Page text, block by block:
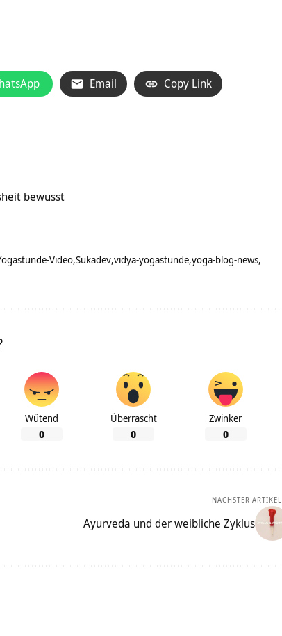
Email Copy Link
bewusst
Video Sukadev vidya-yogastunde yoga-blog-news
Wütend
0
Überrascht
0
Zwinker
0
NÄCHSTER ARTIKEL
Ayurveda und der weibliche Zyklus